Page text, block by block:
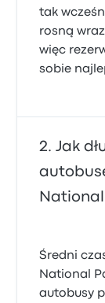
tak
rosną
więc
sobie
Jak
National
Średni
National
autobusy